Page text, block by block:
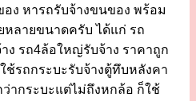
ง หารถรับจ้างขนของ พร้อม
หลายขนาดครับ ได้แก่ รถ
ง รถ4ล้อใหญ่รับจ้าง ราคาถูก
รถกระบะรับจ้างตู้ทึบหลังคา
ากระบะแต่ไม่ถึงหกล้อ ก็ใช้